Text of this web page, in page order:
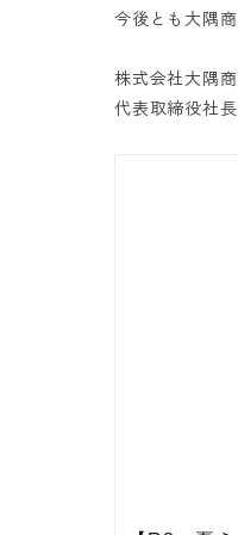
今後とも大隅
株式会社大隅
代表取締役社